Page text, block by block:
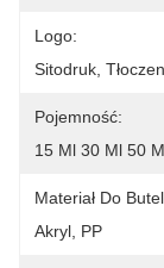
Logo:
Sitodruk,
Pojemność:
15 Ml 30 Ml 50
Materiał Do
Akryl, PP